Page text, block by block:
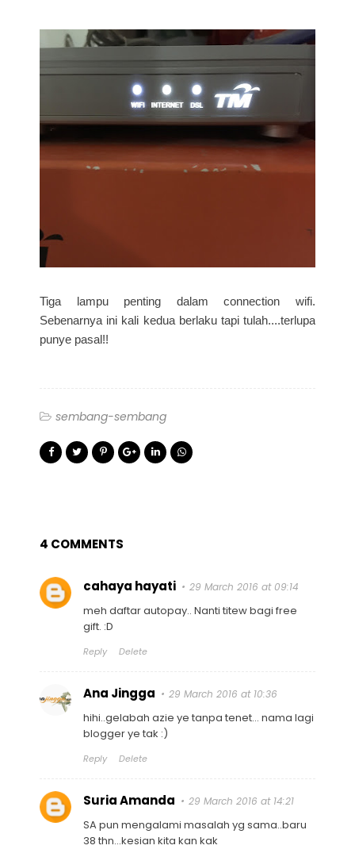
Tiga lampu penting dalam connection wifi.
Sebenarnya ini kali kedua berlaku tapi tulah....terlupa
punye pasal!!
sembang-sembang
4 COMMENTS
cahaya hayati 29 March 2016 at 09:14
meh daftar autopay.. Nanti titew bagi free
gift. :D
Reply Delete
Ana Jingga 29 March 2016 at 10:36
hihi..gelabah azie ye tanpa tenet... nama lagi
blogger ye tak :)
Reply Delete
Suria Amanda 29 March 2016 at 14:21
SA pun mengalami masalah yg sama..baru
38 thn...kesian kita kan kak